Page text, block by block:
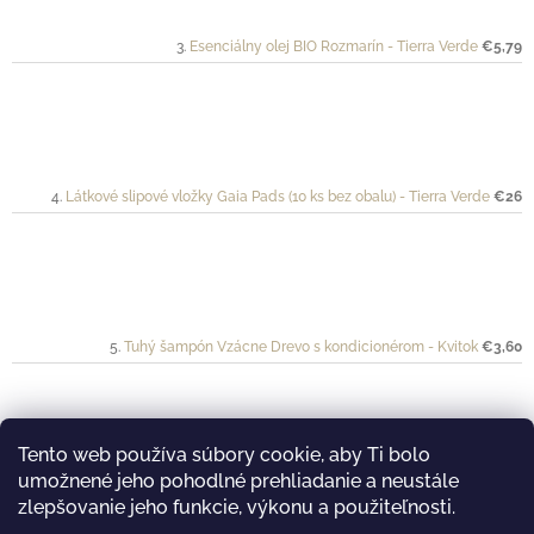
Tento web používa súbory cookie, aby Ti bolo
umožnené jeho pohodlné prehliadanie a neustále
zlepšovanie jeho funkcie, výkonu a použiteľnosti.
Esenciálny olej BIO Rozmarín - Tierra Verde €5,79
Látkové slipové vložky Gaia Pads (10 ks bez obalu) - Tierra Verde €26
Tuhý šampón Vzácne Drevo s kondicionérom - Kvitok €3,60
Esenciálny olej BIO Lavandin - Tierra Verde